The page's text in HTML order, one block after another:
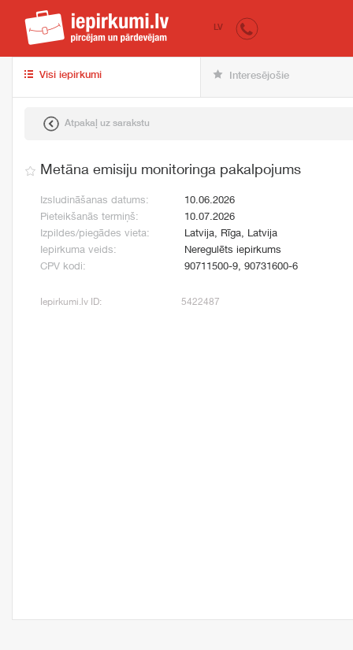
iepirkumi.lv
LV
Visi iepirkumi Interesējošie
Atpakaļ uz sarakstu
Metāna emisiju monitoringa pakalpojums
Izsludināšanas datums:
10.06.2026
Pieteikšanās termiņš:
10.07.2026
Izpildes/piegādes vieta:
Latvija, Rīga, Latvija
Iepirkuma veids:
Neregulēts iepirkums
CPV kodi:
90711500-9, 90731600-6
Iepirkumi.lv ID: 5422487